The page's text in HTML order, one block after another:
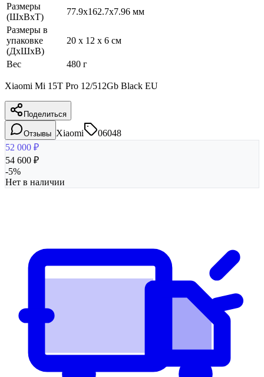
Размеры
(ШхВхТ)
77.9x162.7x7.96 мм
Размеры в
упаковке
(ДхШхВ)
20 x 12 x 6 см
Вес 480 г
Xiaomi Mi 15T Pro 12/512Gb Black EU
Поделиться
Отзывы Xiaomi
06048
52 000 ₽
54 600 ₽
-5%
Нет в наличии